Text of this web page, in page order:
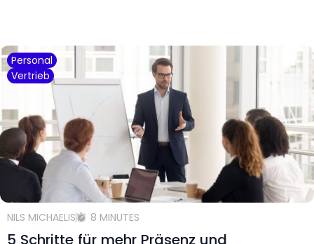
Personal
Vertrieb
NILS MICHAELIS 8 MINUTES
5 Schritte für mehr Präsenz und